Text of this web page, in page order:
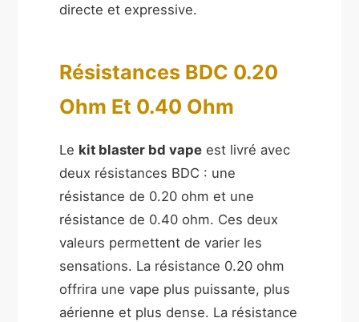
directe et expressive.
Résistances BDC 0.20
Ohm Et 0.40 Ohm
Le kit blaster bd vape est livré avec
deux résistances BDC : une
résistance de 0.20 ohm et une
résistance de 0.40 ohm. Ces deux
valeurs permettent de varier les
sensations. La résistance 0.20 ohm
offrira une vape plus puissante, plus
aérienne et plus dense. La résistance